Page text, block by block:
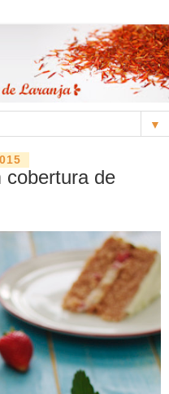
▼
cobertura de